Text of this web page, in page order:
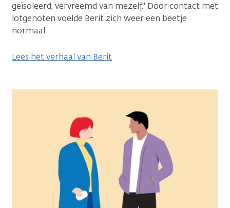
geïsoleerd, vervreemd van mezelf." Door contact met
lot­genoten voelde Berit zich weer een beetje
normaal.
Lees het verhaal van Berit